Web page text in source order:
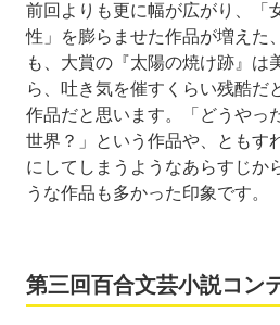
前回よりも更に幅が広がり、「
性」を膨らませた作品が増えた
も、大賞の『太陽の焼け跡』は
ら、吐き気を催すくらい残酷だ
作品だと思います。「どうやっ
世界？」という作品や、ともす
にしてしまうようなあらすじか
うな作品も多かった印象です。
第三回百合文芸小説コン